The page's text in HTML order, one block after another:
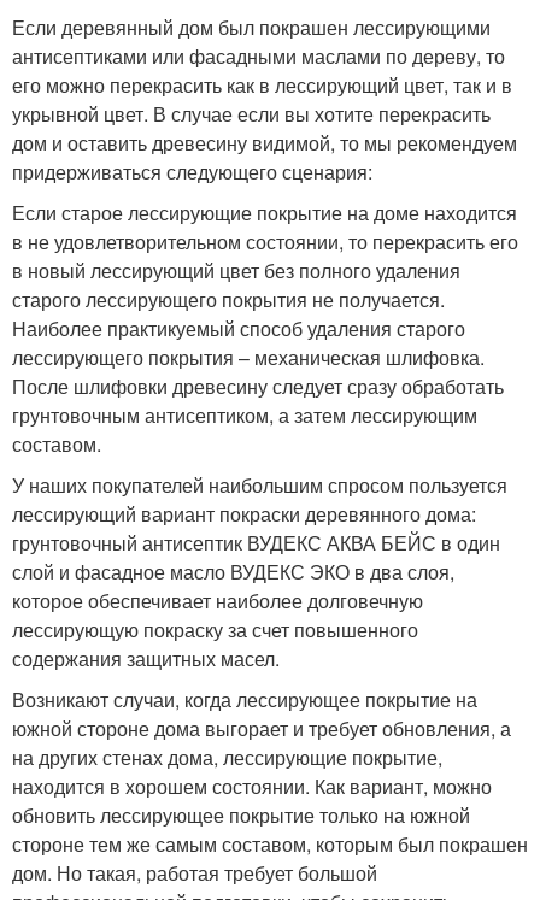
Если деревянный дом был покрашен лессирующими
антисептиками или фасадными маслами по дереву, то
его можно перекрасить как в лессирующий цвет, так и в
укрывной цвет. В случае если вы хотите перекрасить
дом и оставить древесину видимой, то мы рекомендуем
придерживаться следующего сценария:
Если старое лессирующие покрытие на доме находится
в не удовлетворительном состоянии, то перекрасить его
в новый лессирующий цвет без полного удаления
старого лессирующего покрытия не получается.
Наиболее практикуемый способ удаления старого
лессирующего покрытия – механическая шлифовка.
После шлифовки древесину следует сразу обработать
грунтовочным антисептиком, а затем лессирующим
составом.
У наших покупателей наибольшим спросом пользуется
лессирующий вариант покраски деревянного дома:
грунтовочный антисептик ВУДЕКС АКВА БЕЙС в один
слой и фасадное масло ВУДЕКС ЭКО в два слоя,
которое обеспечивает наиболее долговечную
лессирующую покраску за счет повышенного
содержания защитных масел.
Возникают случаи, когда лессирующее покрытие на
южной стороне дома выгорает и требует обновления, а
на других стенах дома, лессирующие покрытие,
находится в хорошем состоянии. Как вариант, можно
обновить лессирующее покрытие только на южной
стороне тем же самым составом, которым был покрашен
дом. Но такая, работая требует большой